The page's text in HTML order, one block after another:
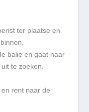
ter plaatse en
balie​ ​en gaat naar
te zoeken.
rent naar de